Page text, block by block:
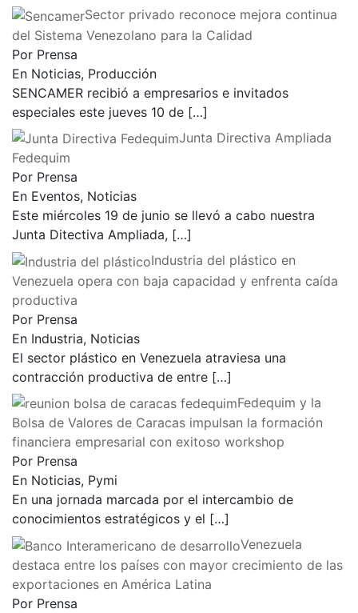
Sector privado reconoce mejora continua
del Sistema Venezolano para la Calidad
Por Prensa
En Noticias, Producción
SENCAMER recibió a empresarios e invitados
especiales este jueves 10 de […]
Junta Directiva Ampliada
Fedequim
Por Prensa
En Eventos, Noticias
Este miércoles 19 de junio se llevó a cabo nuestra
Junta Ditectiva Ampliada, […]
Industria del plástico en
Venezuela opera con baja capacidad y enfrenta caída
productiva
Por Prensa
En Industria, Noticias
El sector plástico en Venezuela atraviesa una
contracción productiva de entre […]
Fedequim y la
Bolsa de Valores de Caracas impulsan la formación
financiera empresarial con exitoso workshop
Por Prensa
En Noticias, Pymi
En una jornada marcada por el intercambio de
conocimientos estratégicos y el […]
Venezuela
destaca entre los países con mayor crecimiento de las
exportaciones en América Latina
Por Prensa